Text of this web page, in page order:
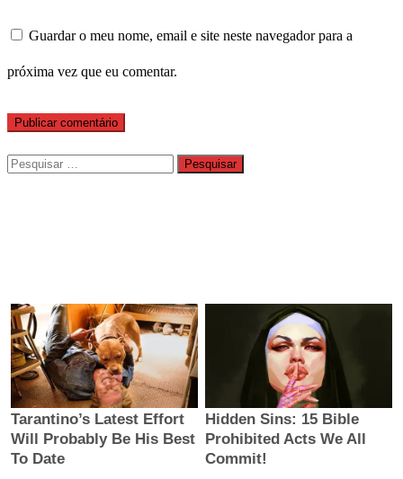
Guardar o meu nome, email e site neste navegador para a
próxima vez que eu comentar.
Pesquisar
por: